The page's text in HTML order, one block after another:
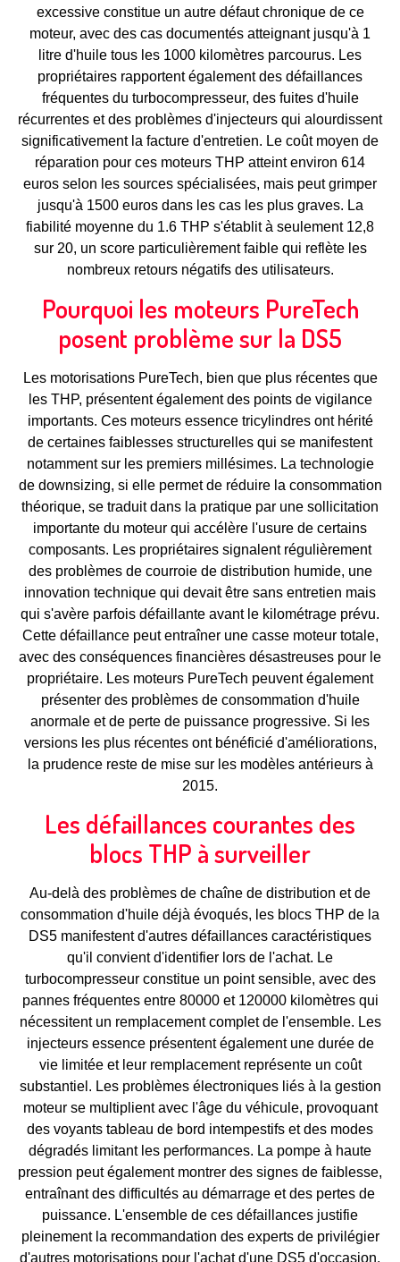
excessive constitue un autre défaut chronique de ce
moteur, avec des cas documentés atteignant jusqu'à 1
litre d'huile tous les 1000 kilomètres parcourus. Les
propriétaires rapportent également des défaillances
fréquentes du turbocompresseur, des fuites d'huile
récurrentes et des problèmes d'injecteurs qui alourdissent
significativement la facture d'entretien. Le coût moyen de
réparation pour ces moteurs THP atteint environ 614
euros selon les sources spécialisées, mais peut grimper
jusqu'à 1500 euros dans les cas les plus graves. La
fiabilité moyenne du 1.6 THP s'établit à seulement 12,8
sur 20, un score particulièrement faible qui reflète les
nombreux retours négatifs des utilisateurs.
Pourquoi les moteurs PureTech
posent problème sur la DS5
Les motorisations PureTech, bien que plus récentes que
les THP, présentent également des points de vigilance
importants. Ces moteurs essence tricylindres ont hérité
de certaines faiblesses structurelles qui se manifestent
notamment sur les premiers millésimes. La technologie
de downsizing, si elle permet de réduire la consommation
théorique, se traduit dans la pratique par une sollicitation
importante du moteur qui accélère l'usure de certains
composants. Les propriétaires signalent régulièrement
des problèmes de courroie de distribution humide, une
innovation technique qui devait être sans entretien mais
qui s'avère parfois défaillante avant le kilométrage prévu.
Cette défaillance peut entraîner une casse moteur totale,
avec des conséquences financières désastreuses pour le
propriétaire. Les moteurs PureTech peuvent également
présenter des problèmes de consommation d'huile
anormale et de perte de puissance progressive. Si les
versions les plus récentes ont bénéficié d'améliorations,
la prudence reste de mise sur les modèles antérieurs à
2015.
Les défaillances courantes des
blocs THP à surveiller
Au-delà des problèmes de chaîne de distribution et de
consommation d'huile déjà évoqués, les blocs THP de la
DS5 manifestent d'autres défaillances caractéristiques
qu'il convient d'identifier lors de l'achat. Le
turbocompresseur constitue un point sensible, avec des
pannes fréquentes entre 80000 et 120000 kilomètres qui
nécessitent un remplacement complet de l'ensemble. Les
injecteurs essence présentent également une durée de
vie limitée et leur remplacement représente un coût
substantiel. Les problèmes électroniques liés à la gestion
moteur se multiplient avec l'âge du véhicule, provoquant
des voyants tableau de bord intempestifs et des modes
dégradés limitant les performances. La pompe à haute
pression peut également montrer des signes de faiblesse,
entraînant des difficultés au démarrage et des pertes de
puissance. L'ensemble de ces défaillances justifie
pleinement la recommandation des experts de privilégier
d'autres motorisations pour l'achat d'une DS5 d'occasion,